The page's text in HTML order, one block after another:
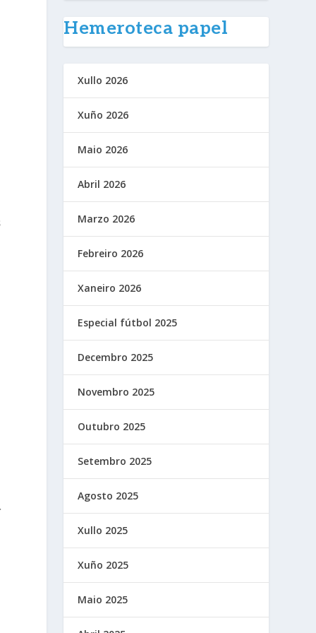
Hemeroteca papel
Xullo 2026
Xuño 2026
Maio 2026
Abril 2026
Marzo 2026
Febreiro 2026
Xaneiro 2026
Especial fútbol 2025
Decembro 2025
Novembro 2025
Outubro 2025
Setembro 2025
Agosto 2025
Xullo 2025
Xuño 2025
Maio 2025